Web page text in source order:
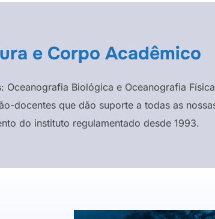
e Corpo Acadêmico
Biológica e Oceanografia
docentes que dão suporte a todas as
do instituto regulamentado desde 1993.